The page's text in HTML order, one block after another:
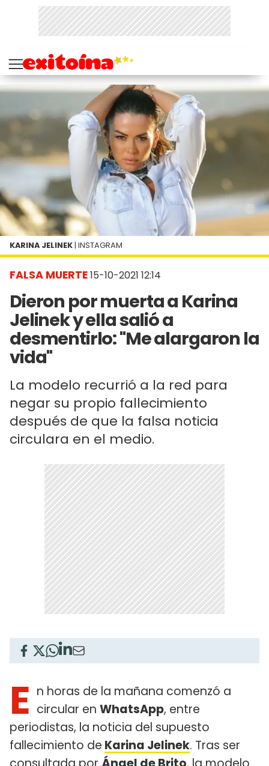
FALSA MUERTE15-10-2021 12:14
Dieron por muerta a Karina
Jelinek y ella salió a
desmentirlo: "Me alargaron la
vida"
La modelo recurrió a la red para
negar su propio fallecimiento
después de que la falsa noticia
circulara en el medio.
KARINA JELINEK | INSTAGRAM
E n horas de la mañana comenzó a
circular en WhatsApp, entre
periodistas, la noticia del supuesto
fallecimiento de Karina Jelinek. Tras ser